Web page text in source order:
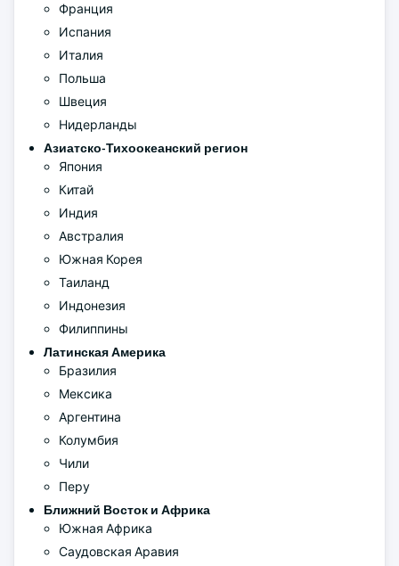
Франция
Испания
Италия
Польша
Швеция
Нидерланды
Азиатско-Тихоокеанский регион
Япония
Китай
Индия
Австралия
Южная Корея
Таиланд
Индонезия
Филиппины
Латинская Америка
Бразилия
Мексика
Аргентина
Колумбия
Чили
Перу
Ближний Восток и Африка
Южная Африка
Саудовская Аравия